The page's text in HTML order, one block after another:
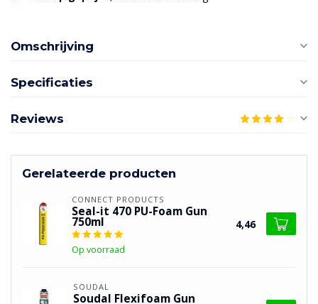
Omschrijving
Specificaties
Reviews
Gerelateerde producten
CONNECT PRODUCTS
Seal-it 470 PU-Foam Gun
750ml
Op voorraad
4,46
SOUDAL
Soudal Flexifoam Gun